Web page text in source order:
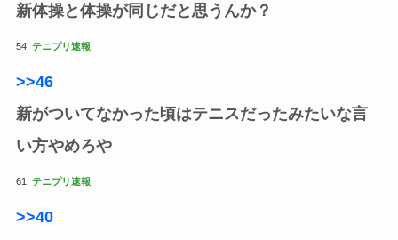
新体操と体操が同じだと思うんか？
54: テニプリ速報
>>46
新がついてなかった頃はテニスだったみたいな言
い方やめろや
61: テニプリ速報
>>40